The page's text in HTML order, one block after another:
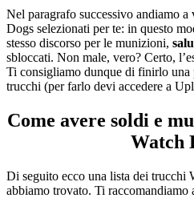
Nel paragrafo successivo andiamo
Dogs selezionati per te: in questo
stesso discorso per le munizioni,
sbloccati. Non male, vero? Certo,
Ti consigliamo dunque di finirlo una
trucchi (per farlo devi accedere a
Come avere soldi e
Watch
Di seguito ecco una lista dei trucchi
abbiamo trovato. Ti